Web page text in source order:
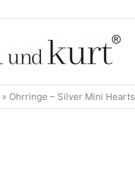
» Ohrringe – Silver Mini Hearts